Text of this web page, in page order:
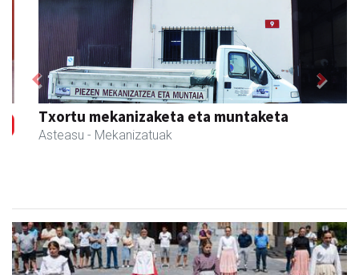
Txortu mekanizaketa eta muntaketa
Asteasu - Mekanizatuak
Previous Next